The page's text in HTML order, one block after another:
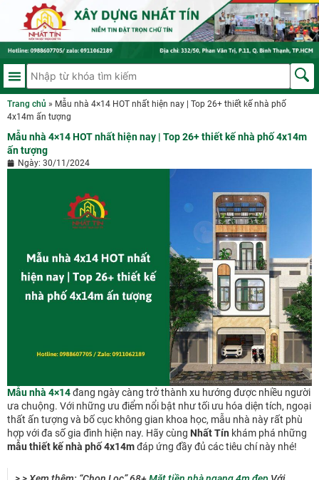
Trang chủ » Mẫu nhà 4×14 HOT nhất hiện nay | Top 26+ thiết kế nhà phố
4x14m ấn tượng
Mẫu nhà 4×14 HOT nhất hiện nay | Top 26+ thiết kế nhà phố 4x14m
ấn tượng
Ngày: 30/11/2024
Mẫu nhà 4×14đang ngày càng trở thành xu hướng được nhiều người
ưa chuộng. Với những ưu điểm nổi bật như tối ưu hóa diện tích, ngoại
thất ấn tượng và bố cục không gian khoa học, mẫu nhà này rất phù
hợp với đa số gia đình hiện nay. Hãy cùng Nhất Tín khám phá những
mẫu thiết kế nhà phố 4x14mđáp ứng đầy đủ các tiêu chí này nhé!